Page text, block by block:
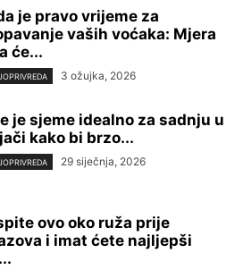
je pravo vrijeme za
vaših voćaka: Mjera
će...
3 ožujka, 2026
je sjeme idealno za sadnju u
kako bi brzo...
29 siječnja, 2026
ovo oko ruža prije
i imat ćete najljepši